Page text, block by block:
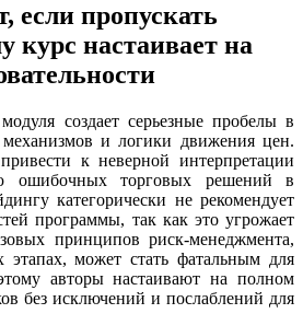
если пропускать
курс настаивает на
создает серьезные пробелы в
и логики движения цен.
к неверной интерпретации
ошибочных торговых решений в
категорически не рекомендует
программы, так как это угрожает
принципов риск-менеджмента,
может стать фатальным для
авторы настаивают на полном
без исключений и послаблений для